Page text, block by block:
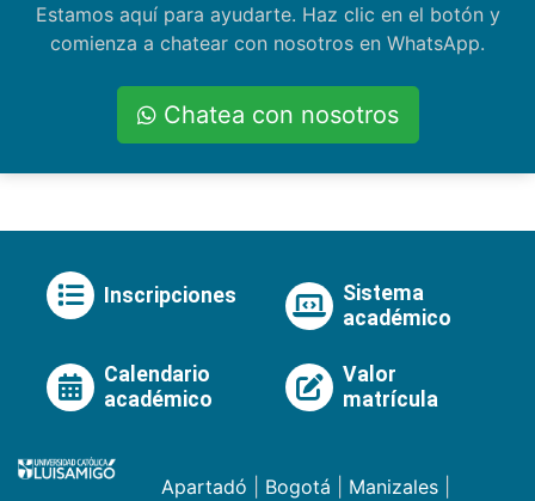
Estamos aquí para ayudarte. Haz clic en el botón y
comienza a chatear con nosotros en WhatsApp.
Chatea con nosotros
Inscripciones
Sistema
académico
Calendario
académico
Valor
matrícula
Apartadó Bogotá Manizales